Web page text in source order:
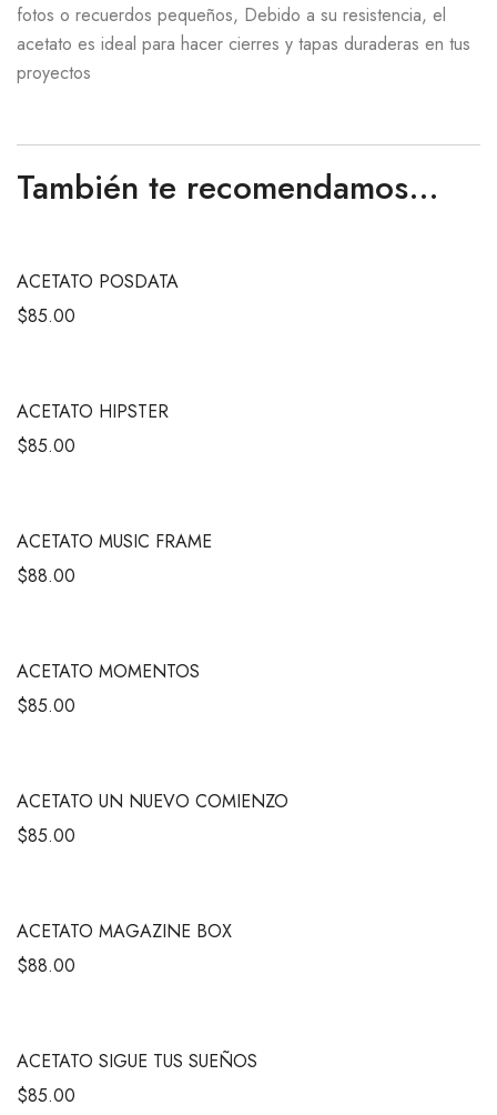
fotos o recuerdos pequeños, Debido a su resistencia, el
acetato es ideal para hacer cierres y tapas duraderas en tus
proyectos
También te recomendamos…
ACETATO POSDATA
$85.00
ACETATO HIPSTER
$85.00
ACETATO MUSIC FRAME
$88.00
ACETATO MOMENTOS
$85.00
ACETATO UN NUEVO COMIENZO
$85.00
ACETATO MAGAZINE BOX
$88.00
ACETATO SIGUE TUS SUEÑOS
$85.00